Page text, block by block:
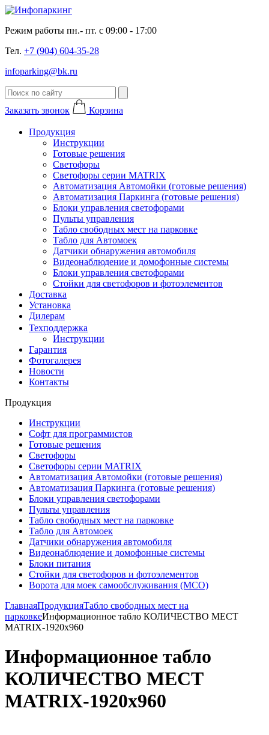
Режим работы пн.- пт. с 09:00 - 17:00
Тел. +7 (904) 604-35-28
infoparking@bk.ru
Заказать звонок Корзина
Продукция
Инструкции
Готовые решения
Светофоры
Светофоры серии MATRIX
Автоматизация Автомойки (готовые решения)
Автоматизация Паркинга (готовые решения)
Блоки управления светофорами
Пульты управления
Табло свободных мест на парковке
Табло для Автомоек
Датчики обнаружения автомобиля
Видеонаблюдение и домофонные системы
Блоки управления светофорами
Стойки для светофоров и фотоэлементов
Доставка
Установка
Дилерам
Техподдержка
Инструкции
Гарантия
Фотогалерея
Новости
Контакты
Продукция
Инструкции
Софт для программистов
Готовые решения
Светофоры
Светофоры серии MATRIX
Автоматизация Автомойки (готовые решения)
Автоматизация Паркинга (готовые решения)
Блоки управления светофорами
Пульты управления
Табло свободных мест на парковке
Табло для Автомоек
Датчики обнаружения автомобиля
Видеонаблюдение и домофонные системы
Блоки питания
Стойки для светофоров и фотоэлементов
Ворота для моек самообслуживания (МСО)
ГлавнаяПродукцияТабло свободных мест на
парковкеИнформационное табло КОЛИЧЕСТВО МЕСТ
MATRIX-1920х960
Информационное табло
КОЛИЧЕСТВО МЕСТ
MATRIX-1920х960